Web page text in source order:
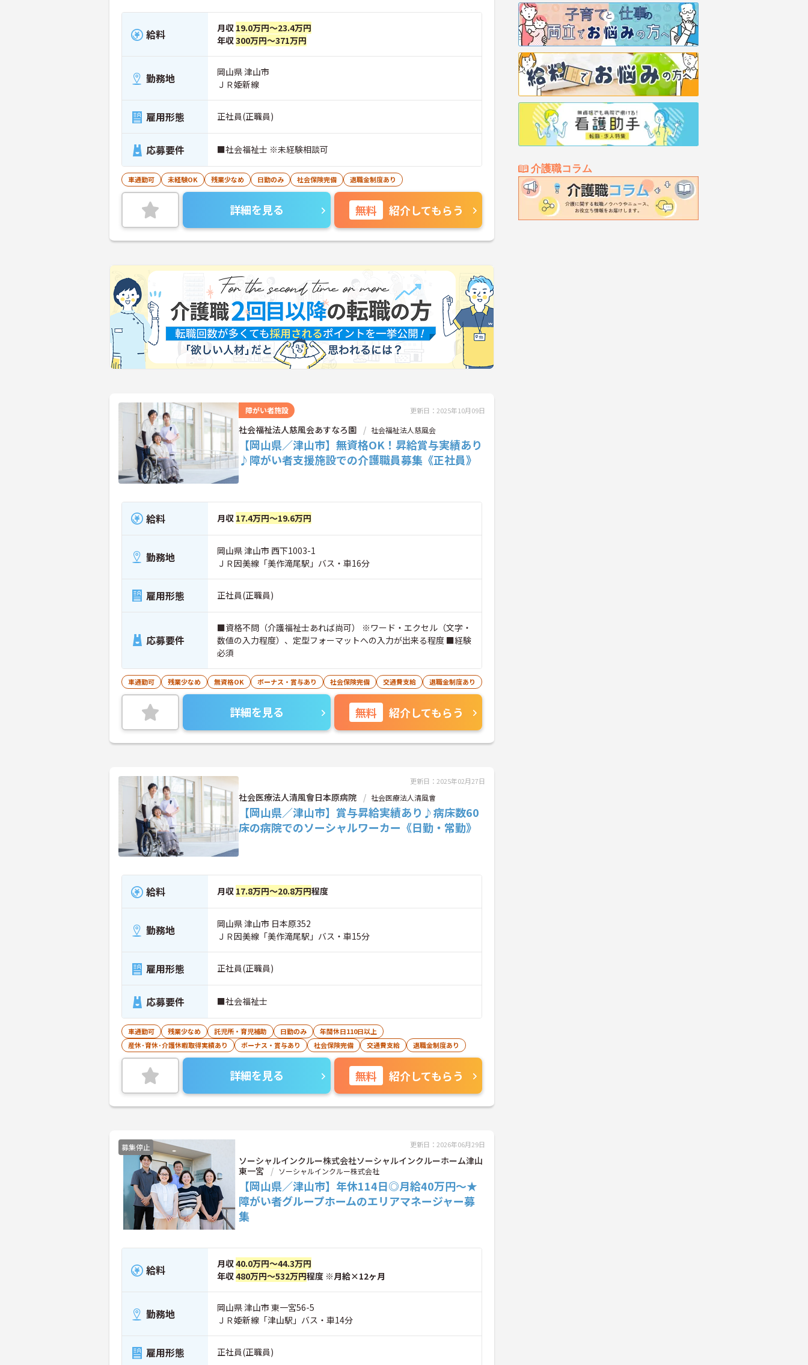
介護職コラム
給料 月収 19.0万円～23.4万円
年収300万円～371万円
勤務地
岡山県 津山市
ＪＲ姫新線
雇用形態 正社員(正職員)
応募要件 ■社会福祉士 ※未経験相談可
車通勤可 未経験OK 残業少なめ 日勤のみ 社会保険完備 退職金制度あり
詳細を見る 無料 紹介してもらう
障がい者施設 更新日：2025年10月09日
社会福祉法人慈風会あすなろ園 社会福祉法人慈風会
【岡山県／津山市】無資格OK！昇給賞与実績あり
♪障がい者支援施設での介護職員募集《正社員》
給料 月収 17.4万円～19.6万円
勤務地
岡山県 津山市 西下1003-1
ＪＲ因美線「美作滝尾駅」バス・車16分
雇用形態 正社員(正職員)
応募要件
■資格不問（介護福祉士あれば尚可） ※ワード・エクセル（文字・
数値の入力程度）、定型フォーマットへの入力が出来る程度 ■経験
必須
車通勤可 残業少なめ 無資格OK ボーナス・賞与あり 社会保険完備 交通費支給 退職金制度あり
詳細を見る 無料 紹介してもらう
更新日：2025年02月27日
社会医療法人清風會日本原病院 社会医療法人清風會
【岡山県／津山市】賞与昇給実績あり♪病床数60
床の病院でのソーシャルワーカー《日勤・常勤》
給料 月収 17.8万円～20.8万円程度
勤務地
岡山県 津山市 日本原352
ＪＲ因美線「美作滝尾駅」バス・車15分
雇用形態 正社員(正職員)
応募要件 ■社会福祉士
車通勤可 残業少なめ 託児所・育児補助 日勤のみ
年間休日110日以上
産休･育休･介護休暇取得実績あり
ボーナス・賞与あり 社会保険完備 交通費支給 退職金制度あり
詳細を見る 無料 紹介してもらう
募集停止 更新日：2026年06月29日
ソーシャルインクルー株式会社ソーシャルインクルーホーム津山
東一宮
ソーシャルインクルー株式会社
【岡山県／津山市】年休114日◎月給40万円～★
障がい者グループホームのエリアマネージャー募
集
給料 月収40.0万円～44.3万円
年収480万円～532万円程度 ※月給×12ヶ月
勤務地
岡山県 津山市 東一宮56-5
ＪＲ姫新線「津山駅」バス・車14分
雇用形態 正社員(正職員)